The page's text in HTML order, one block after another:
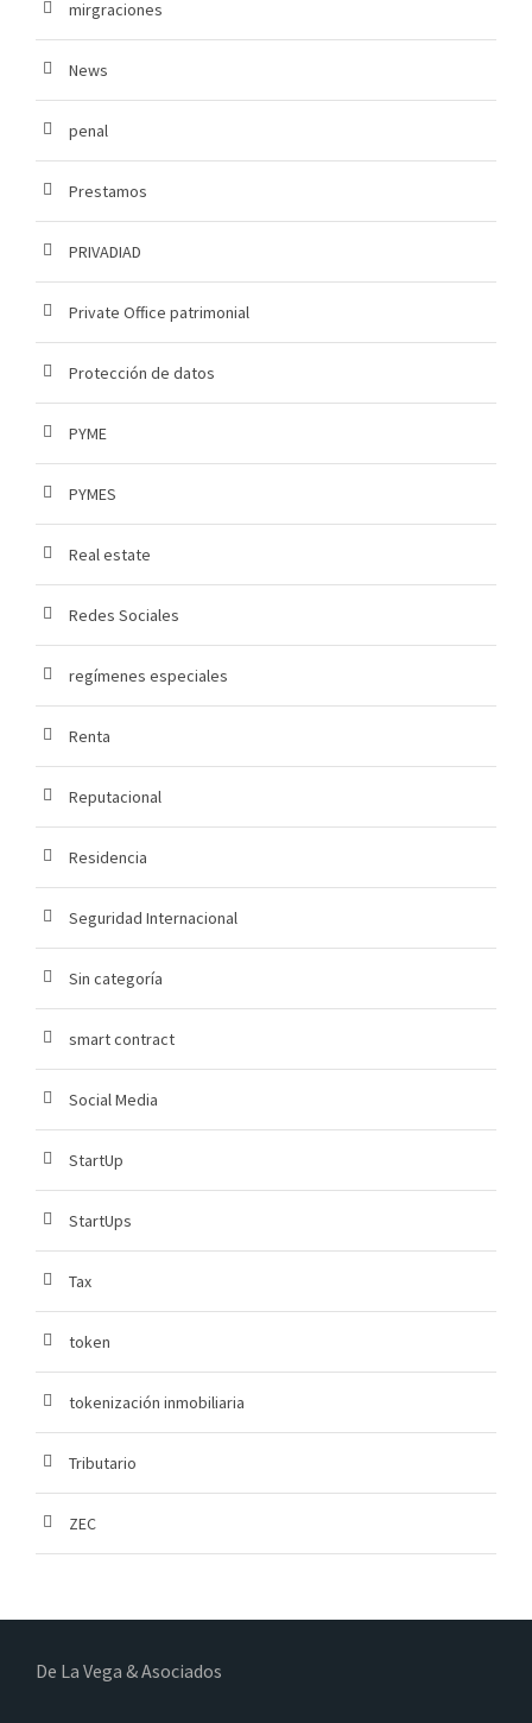
mirgraciones
News
penal
Prestamos
PRIVADIAD
Private Office patrimonial
Protección de datos
PYME
PYMES
Real estate
Redes Sociales
regímenes especiales
Renta
Reputacional
Residencia
Seguridad Internacional
Sin categoría
smart contract
Social Media
StartUp
StartUps
Tax
token
tokenización inmobiliaria
Tributario
ZEC
De La Vega & Asociados